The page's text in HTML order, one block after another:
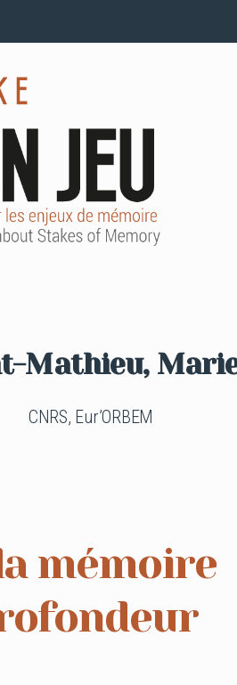
Mathieu,
CNRS, Eur’ORBEM
mémoire